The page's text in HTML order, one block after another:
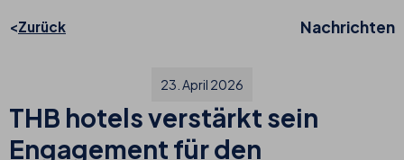
Zurück Nachrichten
23. April 2026
THB hotels verstärkt sein
Engagement für den